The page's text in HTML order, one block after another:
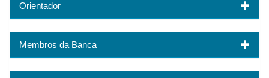
Orientador
Membros da Banca